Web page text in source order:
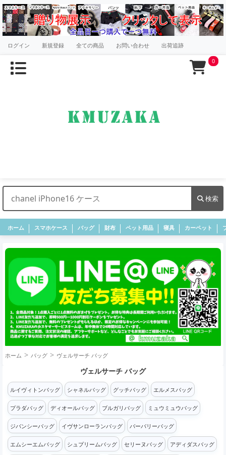
ログイン 新規登録 全ての商品 お問い合わせ 出荷追跡
0
検索
ホーム スマホケース バッグ 財布 ペット用品 寝具 カーペット
ホーム バッグ ヴェルサーチ バッグ
ヴェルサーチ バッグ
ルイヴィトンバッグ シャネルバッグ グッチバッグ エルメスバッグ
プラダバッグ ディオールバッグ ブルガリバッグ ミュウミュウバッグ
ジバンシーバッグ イヴサンローランバッグ バーバリーバッグ
エムシーエムバッグ シュプリームバッグ セリーヌバッグ アディダスバッグ